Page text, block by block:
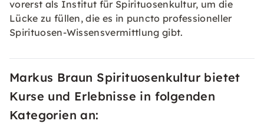
vorerst als Institut für Spirituosenkultur, um die
Lücke zu füllen, die es in puncto professioneller
Spirituosen-Wissensvermittlung gibt.
Markus Braun Spirituosenkultur bietet
Kurse und Erlebnisse in folgenden
Kategorien an: